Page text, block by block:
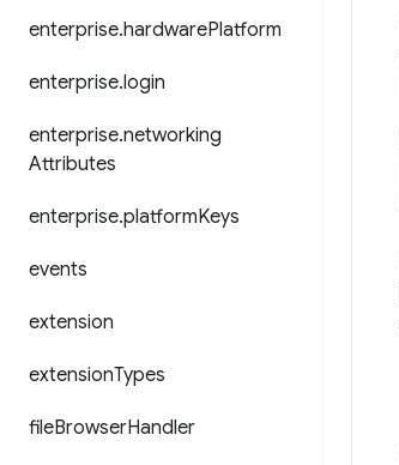
enterprise.hardwarePlatform
enterprise.login
enterprise.networking
Attributes
enterprise.platformKeys
events
extension
extensionTypes
fileBrowserHandler